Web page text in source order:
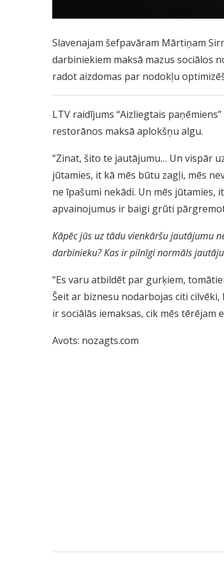
Slavenajam šefpavāram Mārtiņam
darbiniekiem maksā mazus sociālos
radot aizdomas par nodokļu
LTV raidījums “Aizliegtais
restorānos maksā aplokšņu algu.
“Zinat, šito te jautājumu… Un vispār
jūtamies, it kā mēs būtu zagļi, mēs
ne īpašumi nekādi. Un mēs jūtamies,
apvainojumus ir baigi grūti
Kāpēc jūs uz tādu vienkāršu jautājumu
darbinieku? Kas ir pilnīgi normāls
“Es varu atbildēt par gurķiem,
Šeit ar biznesu nodarbojas citi
ir sociālās iemaksas, cik mēs tērējam
Avots: nozagts.com